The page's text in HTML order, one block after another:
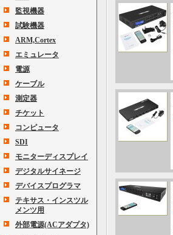
監視機器
試験機器
ARM,Cortex
エミュレータ
電源
ケーブル
測定器
チケット
コンピュータ
SDI
モニターディスプレイ
デジタルサイネージ
デバイスプログラマ
テキサス・インスツル
メンツ用
外部電源(ACアダプタ)